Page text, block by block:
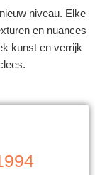
niveau. Elke
en nuances
kunst en verrijk